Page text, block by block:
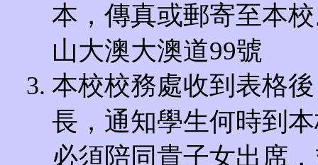
本，傳真或郵寄至本
山大澳大澳道99號
本校校務處收到表格
長，通知學生何時到
必須陪同貴子女出席